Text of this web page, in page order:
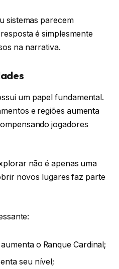
sistemas parecem
é simplesmente
na narrativa.
um papel fundamental.
e regiões aumenta
jogadores
não é apenas uma
novos lugares faz parte
o Ranque Cardinal;
seu nível;